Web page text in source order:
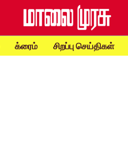
க்ரைம் சிறப்பு செய்திகள்